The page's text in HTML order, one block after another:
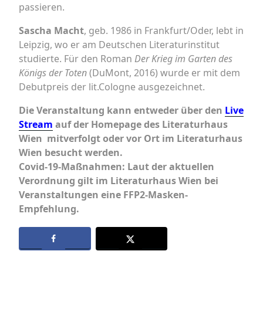
passieren.
Sascha Macht, geb. 1986 in Frankfurt/Oder, lebt in
Leipzig, wo er am Deutschen Literaturinstitut
studierte. Für den Roman Der Krieg im Garten des
Königs der Toten(DuMont, 2016) wurde er mit dem
Debutpreis der lit.Cologne ausgezeichnet.
Die Veranstaltung kann entweder über den Live
Stream auf der Homepage des Literaturhaus
Wien mitverfolgt oder vor Ort im Literaturhaus
Wien besucht werden.
Covid-19-Maßnahmen: Laut der aktuellen
Verordnung gilt im Literaturhaus Wien bei
Veranstaltungen eine FFP2-Masken-
Empfehlung.